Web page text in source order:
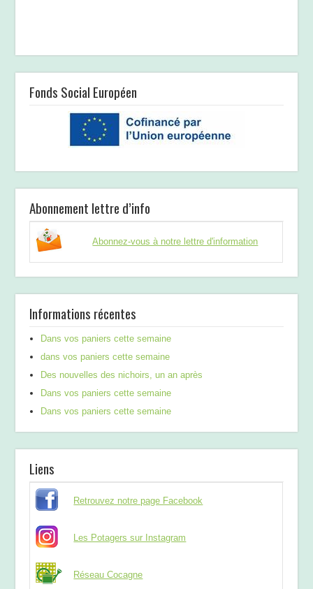
Fonds Social Européen
Abonnement lettre d’info
Abonnez-vous à notre lettre d'information
Informations récentes
Dans vos paniers cette semaine
dans vos paniers cette semaine
Des nouvelles des nichoirs, un an après
Dans vos paniers cette semaine
Dans vos paniers cette semaine
Liens
Retrouvez notre page Facebook
Les Potagers sur Instagram
Réseau Cocagne